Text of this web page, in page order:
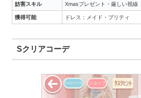
妨害スキル Xmasプレゼント・厳しい視線
獲得可能 ドレス：メイド・プリティ
Sクリアコーデ